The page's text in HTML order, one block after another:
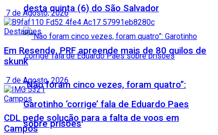
desta quinta (6) do São Salvador
“Não foram cinco vezes, foram quatro”:
Garotinho ‘corrige’ fala de Eduardo Paes
sobre prisões
7 de Agosto, 2026
Destaques
Em Resende, PRF apreende mais de 80 quilos de
skunk
7 de Agosto, 2026
Campos
CDL pede solução para a falta de voos em
Campos